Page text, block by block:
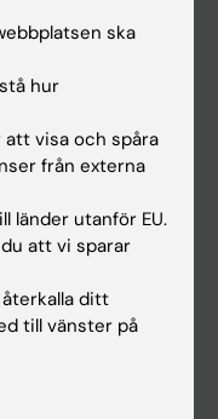
ska
hur
att visa och spåra
från externa
länder utanför EU.
att vi sparar
ditt
till vänster på